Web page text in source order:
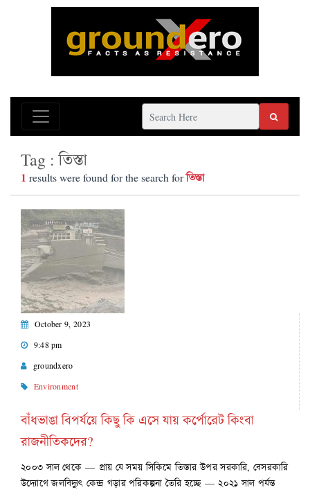
Tag : তিস্তা
1 results were found for the search forতিস্তা
October 9, 2023
9:48 pm
groundxero
Environment
বাঁধভাঙা বিপর্যয়ে কিছু কি এসে যায় কর্পোরেট কিংবা
রাজনীতিকদের?
২০০৩ সাল থেকে — প্রায় যে সময় সিকিমে তিস্তার উপর সরকারি, বেসরকারি
উদ্যোগে জলবিদ্যুৎ কেন্দ্র গড়ার পরিকল্পনা তৈরি হচ্ছে — ২০২১ সাল পর্যন্ত